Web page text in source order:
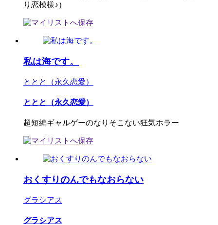
り恋模様♪）
私は海です。
ととと（永久恋愛）
ととと（永久恋愛）
超短編ギャルゲーのなりそこない狂気ホラー
おくすりのんでもなおらない
グラシアス
グラシアス